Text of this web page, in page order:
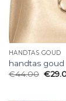
HANDTAS GOUD
handtas goud
€44.00 €